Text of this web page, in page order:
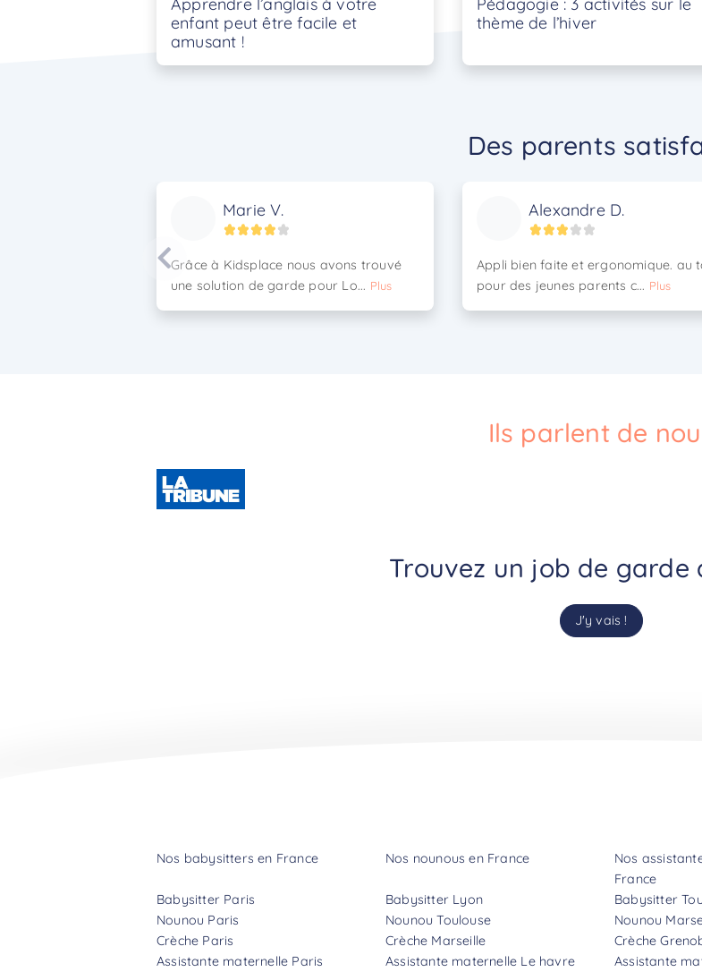
Apprendre l’anglais à votre
enfant peut être facile et
amusant !
Pédagogie : 3 activités sur le
thème de l’hiver
Des parents
Marie V.
Grâce à Kidsplace nous avons trouvé
une solution de garde pour Lo... Plus
Alexandre D.
Appli bien faite et ergonomique. au
pour des jeunes parents c... Plus
Ils parlent de
Trouvez un job de garde
J'y vais !
Nos babysitters en France Nos nounous en France
Nos
France
Babysitter Paris Babysitter Lyon Babysitter
Nounou Paris
Nounou Toulouse Nounou
Crèche Paris
Crèche Marseille Crèche
Assistante maternelle Paris
Assistante maternelle Le havre Assistante